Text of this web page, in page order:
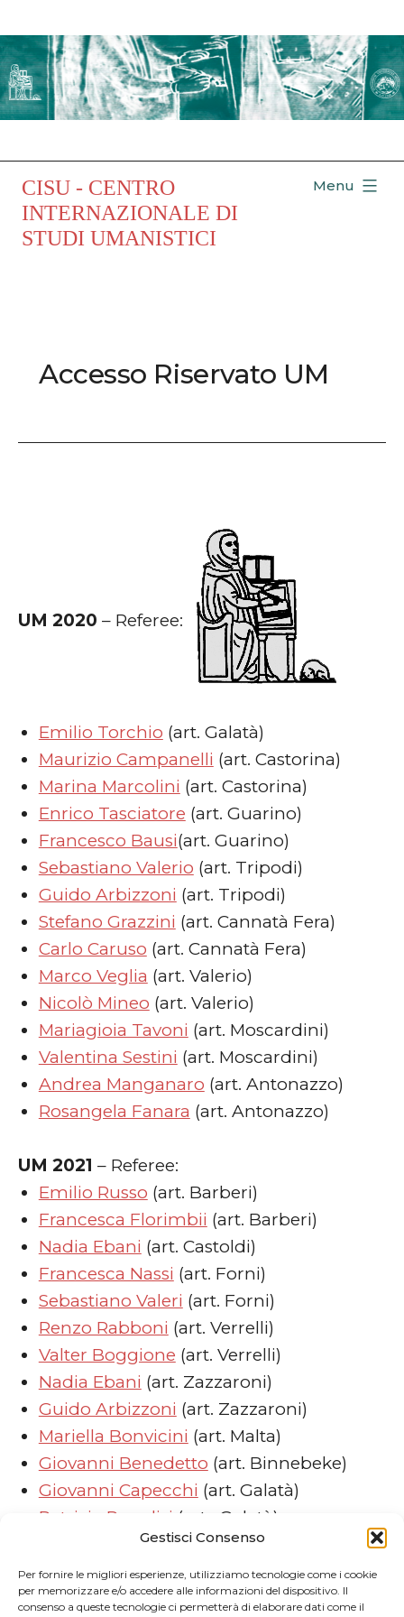
Gestisci Consenso
Per fornire le migliori esperienze, utilizziamo tecnologie come i cookie
per memorizzare e/o accedere alle informazioni del dispositivo. Il
consenso a queste tecnologie ci permetterà di elaborare dati come il
al
contenuto
CISU - CENTRO
INTERNAZIONALE DI
STUDI UMANISTICI
Menu
Accesso Riservato UM
UM 2020 – Referee:
Emilio Torchio (art. Galatà)
Maurizio Campanelli (art. Castorina)
Marina Marcolini (art. Castorina)
Enrico Tasciatore (art. Guarino)
Francesco Bausi(art. Guarino)
Sebastiano Valerio (art. Tripodi)
Guido Arbizzoni (art. Tripodi)
Stefano Grazzini (art. Cannatà Fera)
Carlo Caruso (art. Cannatà Fera)
Marco Veglia (art. Valerio)
Nicolò Mineo (art. Valerio)
Mariagioia Tavoni (art. Moscardini)
Valentina Sestini (art. Moscardini)
Andrea Manganaro (art. Antonazzo)
Rosangela Fanara (art. Antonazzo)
UM 2021 – Referee:
Emilio Russo (art. Barberi)
Francesca Florimbii (art. Barberi)
Nadia Ebani (art. Castoldi)
Francesca Nassi (art. Forni)
Sebastiano Valeri (art. Forni)
Renzo Rabboni (art. Verrelli)
Valter Boggione (art. Verrelli)
Nadia Ebani (art. Zazzaroni)
Guido Arbizzoni (art. Zazzaroni)
Mariella Bonvicini (art. Malta)
Giovanni Benedetto (art. Binnebeke)
Giovanni Capecchi (art. Galatà)
Patrizia Paradisi (art. Galatà)
Laura Melosi(art. Gionta)
Arnaldo Soldani(art. Gionta)